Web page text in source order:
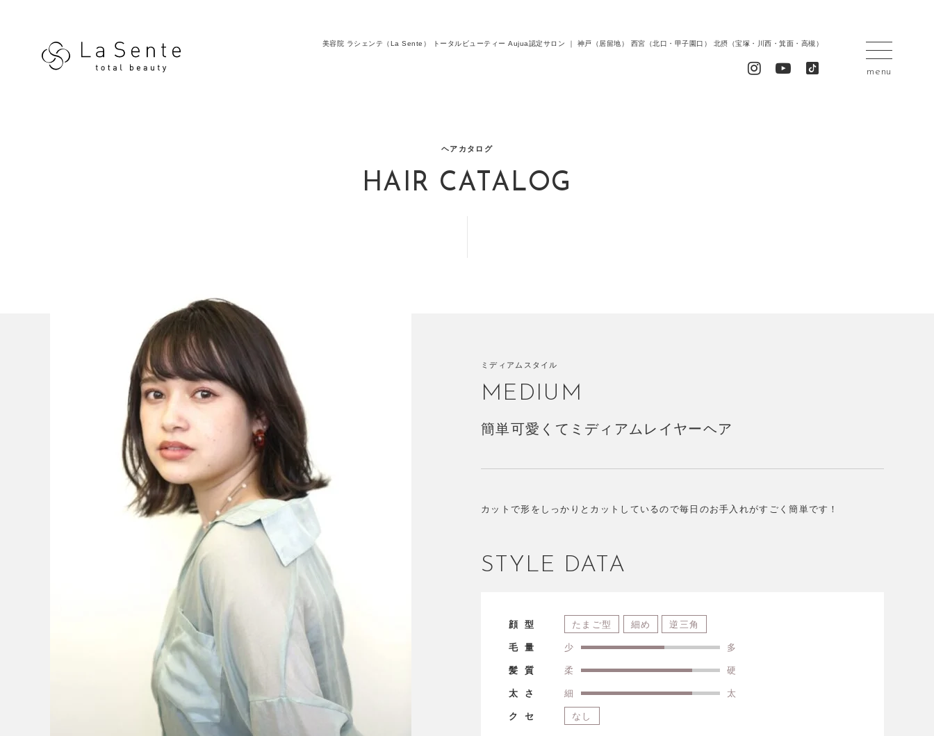
美容院 ラシェンテ（La Sente） トータルビューティー Aujua認定サロン ｜ 神戸（居留地） 西宮（北口・甲子園口） 北摂（宝塚・川西・箕面・高槻）
menu
ヘアカタログ
HAIR CATALOG
ミディアムスタイル
MEDIUM
簡単可愛くてミディアムレイヤーヘア
カットで形をしっかりとカットしているので毎日のお手入れがすごく簡単です！
STYLE DATA
顔型 たまご型 細め 逆三角
毛量 少 多
髪質 柔 硬
太さ 細 太
クセ なし